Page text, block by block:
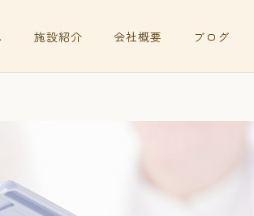
施設紹介 会社概要 ブログ